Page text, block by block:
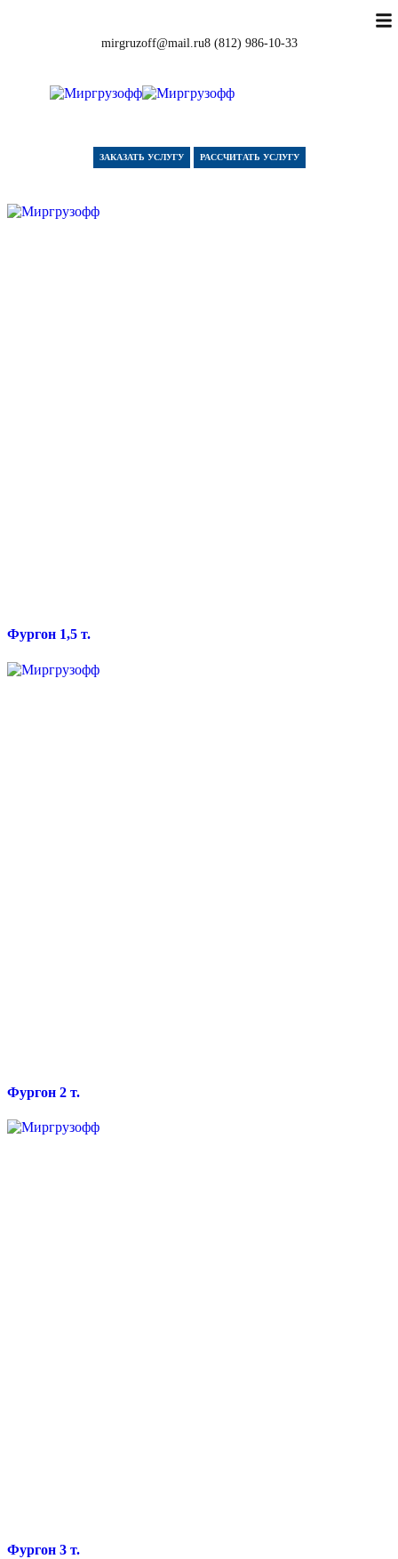
8 (812) 986-10-33
mirgruzoff@mail.ru
ЗАКАЗАТЬ УСЛУГУ РАССЧИТАТЬ УСЛУГУ
Фургон 1,5 т.
Фургон 2 т.
Фургон 3 т.